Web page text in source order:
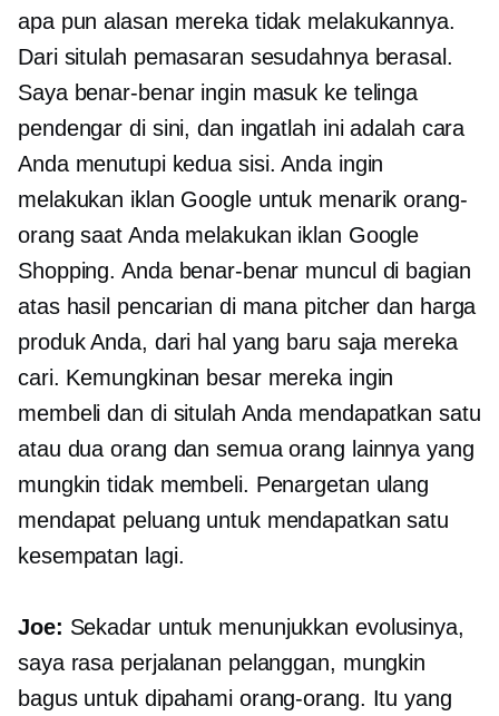
apa pun alasan mereka tidak melakukannya.
Dari situlah pemasaran sesudahnya berasal.
Saya benar-benar ingin masuk ke telinga
pendengar di sini, dan ingatlah ini adalah cara
Anda menutupi kedua sisi. Anda ingin
melakukan iklan Google untuk menarik orang-
orang saat Anda melakukan iklan Google
Shopping. Anda benar-benar muncul di bagian
atas hasil pencarian di mana pitcher dan harga
produk Anda, dari hal yang baru saja mereka
cari. Kemungkinan besar mereka ingin
membeli dan di situlah Anda mendapatkan satu
atau dua orang dan semua orang lainnya yang
mungkin tidak membeli. Penargetan ulang
mendapat peluang untuk mendapatkan satu
kesempatan lagi.
Joe: Sekadar untuk menunjukkan evolusinya,
saya rasa perjalanan pelanggan, mungkin
bagus untuk dipahami orang-orang. Itu yang